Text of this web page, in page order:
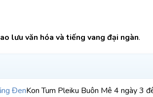
lưu văn hóa và tiếng vang đại ngàn.
ĐenKon Tum Pleiku Buôn Mê 4 ngày 3